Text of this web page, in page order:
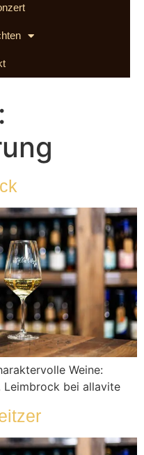
Weine:
Leimbrock bei allavite